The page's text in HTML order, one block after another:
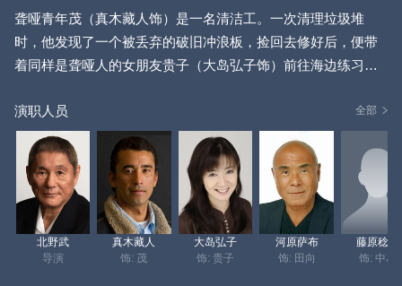
聋哑青年茂（真木藏人饰）是一名清洁工。一次清理垃圾堆
时，他发现了一个被丢弃的破旧冲浪板，捡回去修好后，便带
着同样是聋哑人的女朋友贵子（大岛弘子饰）前往海边练习。
而贵子总会坐在海滩上，微笑着注视着他。
随着时间推移，茂的冲浪技术日益精湛。冲浪用品店老板送给
他一套潜水服，还给他一份冲浪比赛的申请表。比赛当天，茂
和贵子满心欢喜地来到海边，却因意外未能参赛。但茂对冲浪
的热爱并未消减，贵子也依旧坚定地支持着他。在之后的比赛
中，茂斩获优胜。几天后，茂又去海边练习，贵子因有事来
演职人员 全部
北野武
导演
真木藏人
饰: 茂
大岛弘子
饰: 贵子
河原萨布
饰: 田向
藤原稔三
饰: 中岛